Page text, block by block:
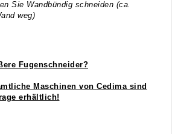
Sie Wandbündig schneiden (ca.
weg)
Fugenschneider?
Maschinen von Cedima sind
erhältlich!